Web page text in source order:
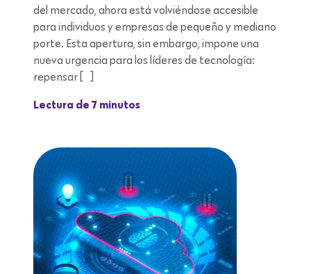
del mercado, ahora está volviéndose accesible
para individuos y empresas de pequeño y mediano
porte. Esta apertura, sin embargo, impone una
nueva urgencia para los líderes de tecnología:
repensar […]
Lectura de 7 minutos